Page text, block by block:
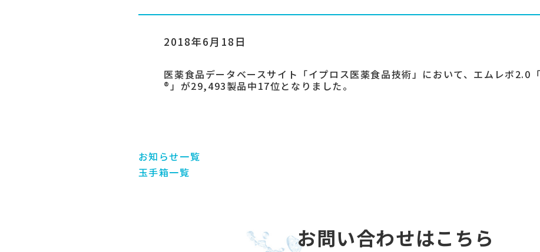
2018年6月18日
医薬食品データベースサイト「イプロス医薬食品技術」において、エムレボ2.0
®」が29,493製品中17位となりました。
お知らせ一覧
玉手箱一覧
お問い合わせはこちら